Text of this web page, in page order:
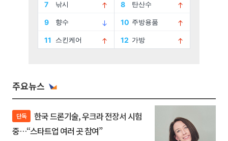
주요뉴스
단독
중…“스타트업 여러 곳 참여”